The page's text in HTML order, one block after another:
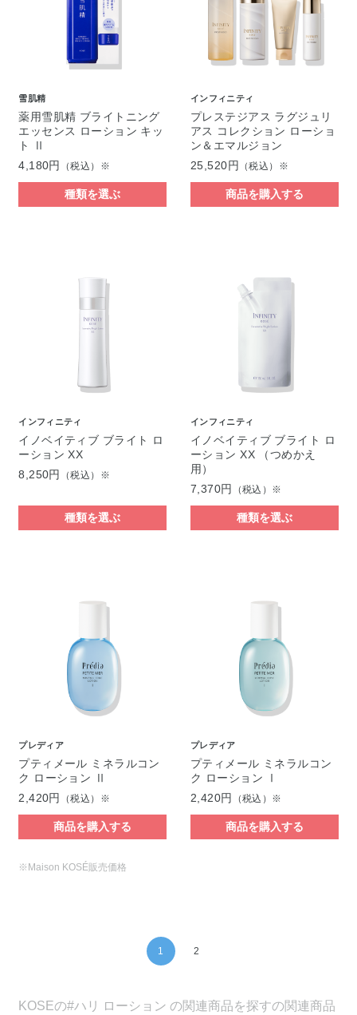
雪肌精
薬用雪肌精 ブライトニング
エッセンス ローション キッ
ト Ⅱ
4,180円
（税込）※
種類を選ぶ
インフィニティ
プレステジアス ラグジュリ
アス コレクション ローショ
ン＆エマルジョン
25,520円
（税込）※
商品を購入する
インフィニティ
イノベイティブ ブライト ロ
ーション XX
8,250円
（税込）※
種類を選ぶ
インフィニティ
イノベイティブ ブライト ロ
ーション XX （つめかえ
用）
7,370円
（税込）※
種類を選ぶ
プレディア
プティメール ミネラルコン
ク ローション Ⅱ
2,420円
（税込）※
商品を購入する
プレディア
プティメール ミネラルコン
ク ローション Ⅰ
2,420円
（税込）※
商品を購入する
※Maison KOSÉ販売価格
1 2
KOSEの#ハリ ローション の関連商品を探すの関連商品